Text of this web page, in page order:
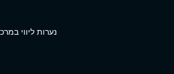
נערות ליווי